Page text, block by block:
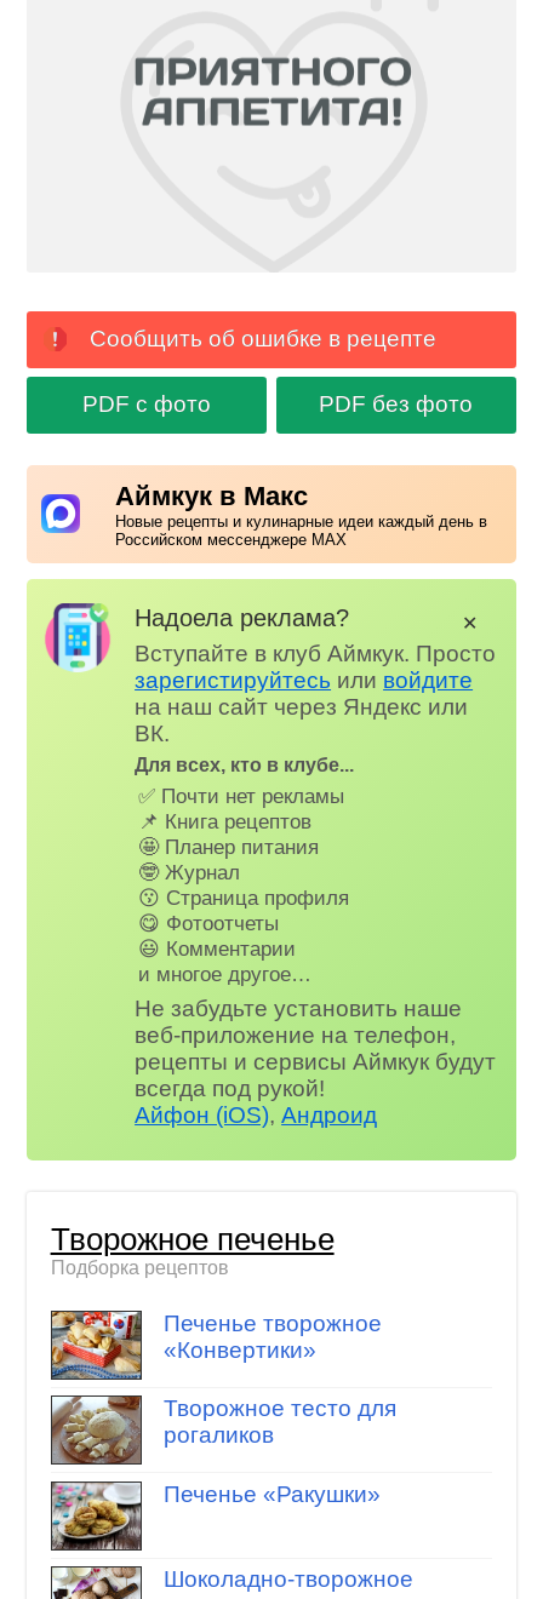
Сообщить об ошибке в рецепте
PDF с фото PDF без фото
Аймкук в Макс
Новые рецепты и кулинарные идеи каждый день в
Российском мессенджере MAX
Надоела реклама?
Вступайте в клуб Аймкук. Просто
зарегистируйтесь или войдите
на наш сайт через Яндекс или
ВК.
Для всех, кто в клубе...
✅ Почти нет рекламы
📌 Книга рецептов
🤩 Планер питания
🤓 Журнал
😗 Страница профиля
😋 Фотоотчеты
😃 Комментарии
и многое другое…
Не забудьте установить наше
веб-приложение на телефон,
рецепты и сервисы Аймкук будут
всегда под рукой!
Айфон (iOS),Андроид
✕
Творожное печенье
Подборка рецептов
Печенье творожное
«Конвертики»
Творожное тесто для
рогаликов
Печенье «Ракушки»
Шоколадно-творожное